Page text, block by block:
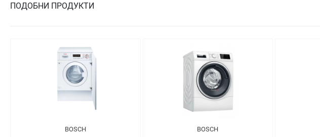
ПОДОБНИ ПРОДУКТИ